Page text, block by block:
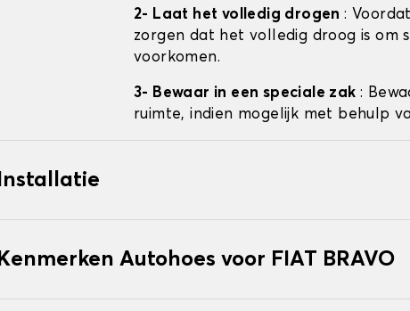
2- Laat het volledig drogen:
zorgen dat het volledig droog is om
voorkomen.
3- Bewaar in een speciale zak :
ruimte, indien mogelijk met behulp
Installatie
Kenmerken Autohoes voor FIAT BRAVO